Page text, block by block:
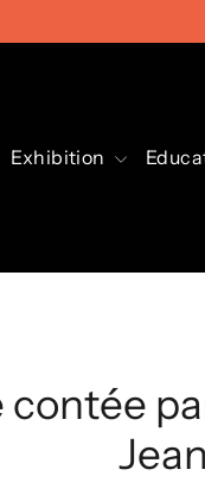
Exhibition
contée